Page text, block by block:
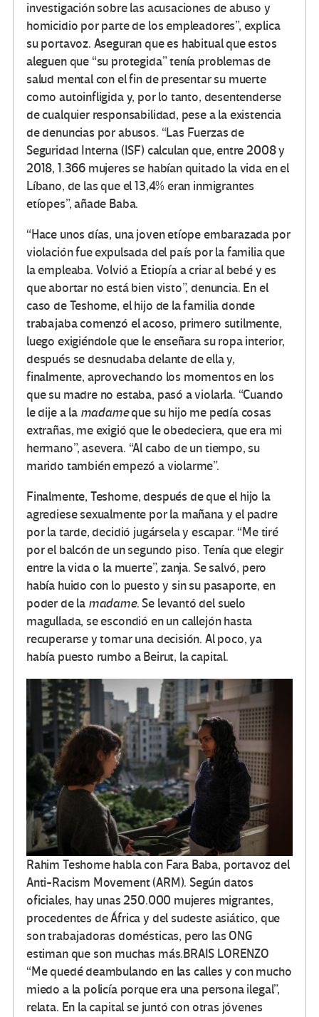
investigación sobre las acusaciones de abuso y
homicidio por parte de los empleadores”, explica
su portavoz. Aseguran que es habitual que estos
aleguen que “su protegida” tenía problemas de
salud mental con el fin de presentar su muerte
como autoinfligida y, por lo tanto, desentenderse
de cualquier responsabilidad, pese a la existencia
de denuncias por abusos. “Las Fuerzas de
Seguridad Interna (ISF) calculan que, entre 2008 y
2018, 1.366 mujeres se habían quitado la vida en el
Líbano, de las que el 13,4% eran inmigrantes
etíopes”, añade Baba.
“Hace unos días, una joven etíope embarazada por
violación fue expulsada del país por la familia que
la empleaba. Volvió a Etiopía a criar al bebé y es
que abortar no está bien visto”, denuncia. En el
caso de Teshome, el hijo de la familia donde
trabajaba comenzó el acoso, primero sutilmente,
luego exigiéndole que le enseñara su ropa interior,
después se desnudaba delante de ella y,
finalmente, aprovechando los momentos en los
que su madre no estaba, pasó a violarla. “Cuando
le dije a lamadameque su hijo me pedía cosas
extrañas, me exigió que le obedeciera, que era mi
hermano”, asevera. “Al cabo de un tiempo, su
marido también empezó a violarme”.
Finalmente, Teshome, después de que el hijo la
agrediese sexualmente por la mañana y el padre
por la tarde, decidió jugársela y escapar. “Me tiré
por el balcón de un segundo piso. Tenía que elegir
entre la vida o la muerte”, zanja. Se salvó, pero
había huido con lo puesto y sin su pasaporte, en
poder de la madame. Se levantó del suelo
magullada, se escondió en un callejón hasta
recuperarse y tomar una decisión. Al poco, ya
había puesto rumbo a Beirut, la capital.
Rahim Teshome habla con Fara Baba, portavoz del
Anti-Racism Movement (ARM). Según datos
oficiales, hay unas 250.000 mujeres migrantes,
procedentes de África y del sudeste asiático, que
son trabajadoras domésticas, pero las ONG
estiman que son muchas más.BRAIS LORENZO
“Me quedé deambulando en las calles y con mucho
miedo a la policía porque era una persona ilegal”,
relata. En la capital se juntó con otras jóvenes